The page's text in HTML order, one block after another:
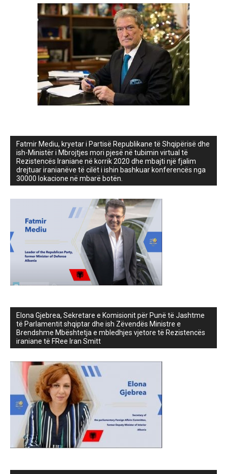
Fatmir Mediu, kryetar i Partisë Republikane të Shqipërisë dhe
ish-Ministër i Mbrojtjes mori pjesë në tubimin virtual të
Rezistencës Iraniane në korrik 2020 dhe mbajti një fjalim
drejtuar iranianëve të cilët i ishin bashkuar konferencës nga
30000 lokacione në mbarë botën.
Elona Gjebrea, Sekretare e Komisionit për Punë të Jashtme
të Parlamentit shqiptar dhe ish Zëvendës Ministre e
Brendshme Mbështetja e mbledhjes vjetore të Rezistencës
iraniane të FRee Iran Smitt